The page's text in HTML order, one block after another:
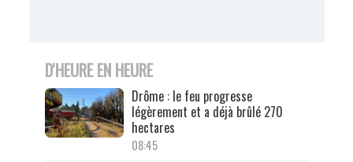
D'HEURE EN HEURE
Drôme : le feu progresse
légèrement et a déjà brûlé 270
hectares
08:45